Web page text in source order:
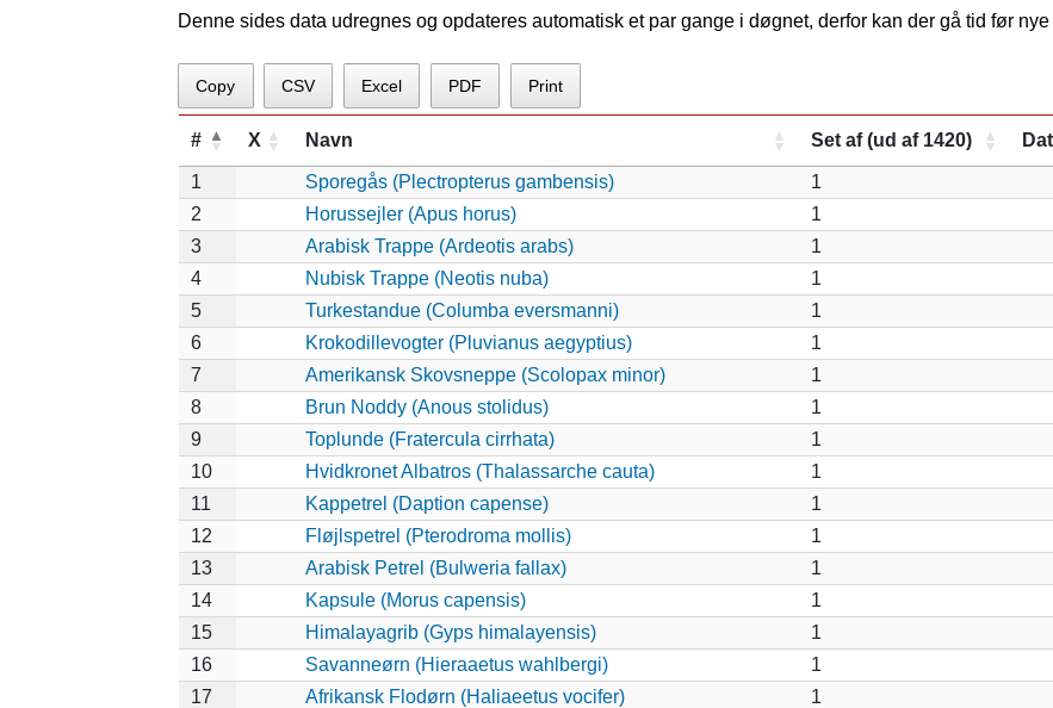
Denne sides data udregnes og opdateres automatisk et par gange i døgnet, derfor kan der gå tid før
Copy CSV Excel PDF Print
# X Navn Set af (ud af 1420)
1 Sporegås (Plectropterus gambensis)
1
2
Horussejler (Apus horus)
1
3
Arabisk Trappe (Ardeotis arabs)
1
4
Nubisk Trappe (Neotis nuba)
1
5
Turkestandue (Columba eversmanni)
1
6
Krokodillevogter (Pluvianus aegyptius)
1
7
Amerikansk Skovsneppe (Scolopax minor)
1
8
Brun Noddy (Anous stolidus)
1
9
Toplunde (Fratercula cirrhata)
1
10
Hvidkronet Albatros (Thalassarche cauta)
1
11
Kappetrel (Daption capense)
1
12
Fløjlspetrel (Pterodroma mollis)
1
13
Arabisk Petrel (Bulweria fallax)
1
14
Kapsule (Morus capensis)
1
15
Himalayagrib (Gyps himalayensis)
1
16
Savanneørn (Hieraaetus wahlbergi)
1
17
Afrikansk Flodørn (Haliaeetus vocifer)
1